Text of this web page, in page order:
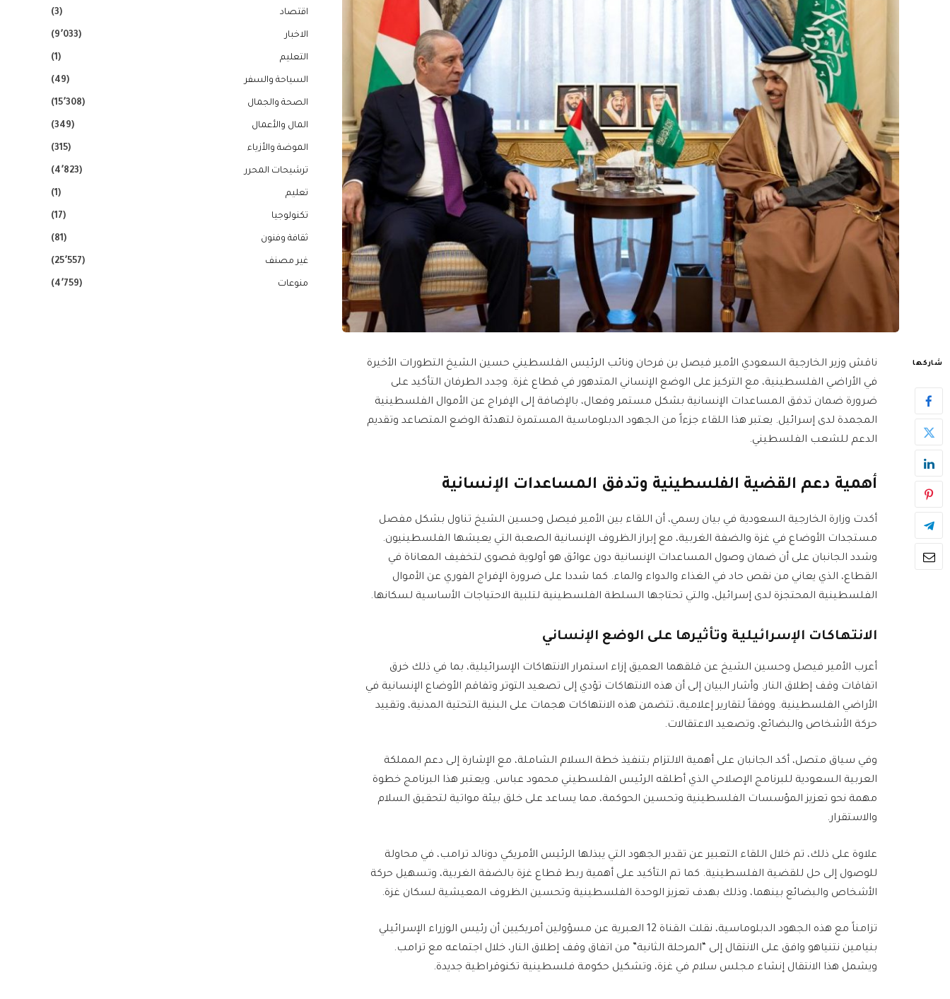
شاركها
ناقش وزير الخارجية السعودي الأمير فيصل بن فرحان ونائب الرئيس الفلسطيني حسين الشيخ التطورات الأخيرة
في الأراضي الفلسطينية، مع التركيز على الوضع الإنساني المتدهور في قطاع غزة. وجدد الطرفان التأكيد على
ضرورة ضمان تدفق المساعدات الإنسانية بشكل مستمر وفعال، بالإضافة إلى الإفراج عن الأموال الفلسطينية
المجمدة لدى إسرائيل. يعتبر هذا اللقاء جزءاً من الجهود الدبلوماسية المستمرة لتهدئة الوضع المتصاعد وتقديم
الدعم للشعب الفلسطيني.
أهمية دعم القضية الفلسطينية وتدفق المساعدات الإنسانية
أكدت وزارة الخارجية السعودية في بيان رسمي، أن اللقاء بين الأمير فيصل وحسين الشيخ تناول بشكل مفصل
مستجدات الأوضاع في غزة والضفة الغربية، مع إبراز الظروف الإنسانية الصعبة التي يعيشها الفلسطينيون.
وشدد الجانبان على أن ضمان وصول المساعدات الإنسانية دون عوائق هو أولوية قصوى لتخفيف المعاناة في
القطاع، الذي يعاني من نقص حاد في الغذاء والدواء والماء. كما شددا على ضرورة الإفراج الفوري عن الأموال
الفلسطينية المحتجزة لدى إسرائيل، والتي تحتاجها السلطة الفلسطينية لتلبية الاحتياجات الأساسية لسكانها.
الانتهاكات الإسرائيلية وتأثيرها على الوضع الإنساني
أعرب الأمير فيصل وحسين الشيخ عن قلقهما العميق إزاء استمرار الانتهاكات الإسرائيلية، بما في ذلك خرق
اتفاقات وقف إطلاق النار. وأشار البيان إلى أن هذه الانتهاكات تؤدي إلى تصعيد التوتر وتفاقم الأوضاع الإنسانية في
الأراضي الفلسطينية. ووفقاً لتقارير إعلامية، تتضمن هذه الانتهاكات هجمات على البنية التحتية المدنية، وتقييد
حركة الأشخاص والبضائع، وتصعيد الاعتقالات.
وفي سياق متصل، أكد الجانبان على أهمية الالتزام بتنفيذ خطة السلام الشاملة، مع الإشارة إلى دعم المملكة
العربية السعودية للبرنامج الإصلاحي الذي أطلقه الرئيس الفلسطيني محمود عباس. ويعتبر هذا البرنامج خطوة
مهمة نحو تعزيز المؤسسات الفلسطينية وتحسين الحوكمة، مما يساعد على خلق بيئة مواتية لتحقيق السلام
والاستقرار.
علاوة على ذلك، تم خلال اللقاء التعبير عن تقدير الجهود التي يبذلها الرئيس الأمريكي دونالد ترامب، في محاولة
للوصول إلى حل للقضية الفلسطينية. كما تم التأكيد على أهمية ربط قطاع غزة بالضفة الغربية، وتسهيل حركة
الأشخاص والبضائع بينهما، وذلك بهدف تعزيز الوحدة الفلسطينية وتحسين الظروف المعيشية لسكان غزة.
تزامناً مع هذه الجهود الدبلوماسية، نقلت القناة 12 العبرية عن مسؤولين أمريكيين أن رئيس الوزراء الإسرائيلي
بنيامين نتنياهو وافق على الانتقال إلى “المرحلة الثانية” من اتفاق وقف إطلاق النار، خلال اجتماعه مع ترامب.
ويشمل هذا الانتقال إنشاء مجلس سلام في غزة، وتشكيل حكومة فلسطينية تكنوقراطية جديدة.
اقتصاد (3)
الاخبار (9٬033)
التعليم (1)
السياحة والسفر (49)
الصحة والجمال (15٬308)
المال والأعمال (349)
الموضة والأزياء (315)
ترشيحات المحرر (4٬823)
تعليم (1)
تكنولوجيا (17)
ثقافة وفنون (81)
غير مصنف (25٬557)
منوعات (4٬759)